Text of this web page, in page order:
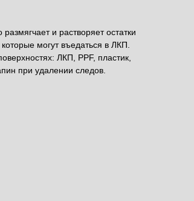
и растворяет остатки
могут въедаться в ЛКП.
ЛКП, PPF, пластик,
при удалении следов.